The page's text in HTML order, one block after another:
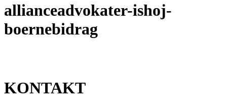
allianceadvokater-ishoj-
boernebidrag
KONTAKT